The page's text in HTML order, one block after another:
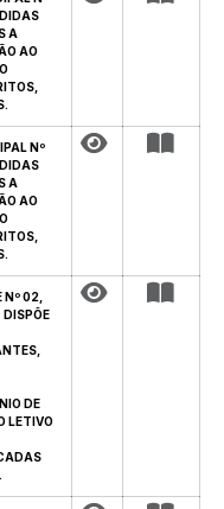
A
AO
Nº
A
AO
02,
DISPÕE
DE
LETIVO